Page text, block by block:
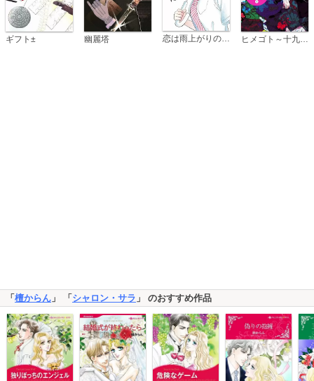
ギフト± 幽麗塔 恋は雨上がりのように
「 檀からん 」 「 シャロン・サラ 」 のおすすめ作品